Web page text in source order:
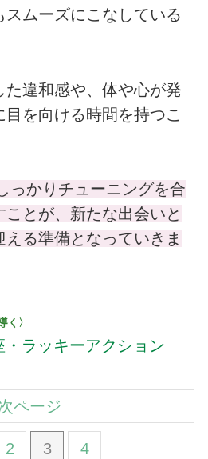
スムーズにこなしている
た違和感や、体や心が発
を向ける時間を持つこ
っかりチューニングを合
とが、新たな出会いと
る準備となっていきま
く〉
ラッキーアクション
2 3 4
ページ